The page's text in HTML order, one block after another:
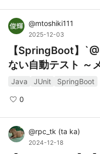
@mtoshiki111
2025-12-03
【SpringBoot】
ない自動テスト ～
Java JUnit SpringBoot
0
@rpc_tk (ta ka)
2024-12-18